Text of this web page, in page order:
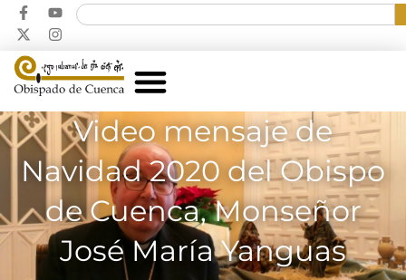
Video mensaje de
Navidad 2020 del Obispo
de Cuenca, Monseñor
José María Yanguas